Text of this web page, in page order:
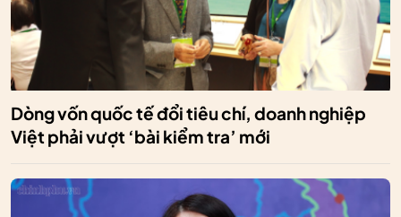
Dòng vốn quốc tế đổi tiêu chí, doanh nghiệp
Việt phải vượt ‘bài kiểm tra’ mới